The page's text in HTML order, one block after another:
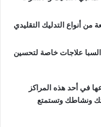
من أنواع التدليك التقليدي
السبا علاجات خاصة لتحسين
في أحد هذه المراكز
ونشاطك وتستمتع